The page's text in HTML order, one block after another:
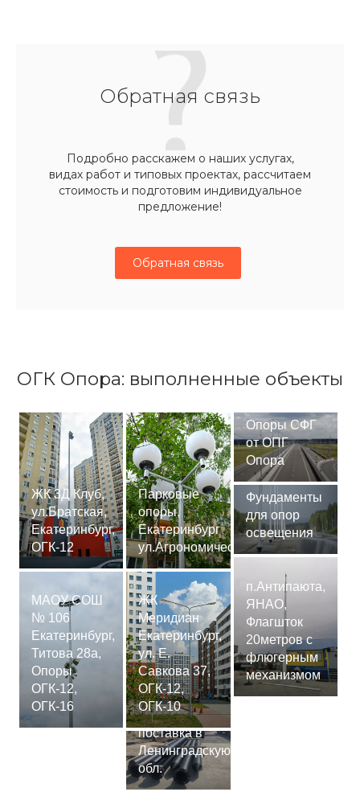
Обратная связь
Подробно расскажем о наших услугах,
видах работ и типовых проектах, рассчитаем
стоимость и подготовим индивидуальное
предложение!
Обратная связь
ОГК Опора: выполненные объекты
ЖК 3Д Клуб,
ул.Братская,
Екатеринбург,
ОГК-12
МАОУ СОШ
№ 106
Екатеринбург,
Титова 28а,
Опоры
ОГК-12,
ОГК-16
Парковые
опоры,
Екатеринбург
ул.Агрономическая
ЖК
Меридиан
Екатеринбург,
ул. Е.
Савкова 37,
ОГК-12,
ОГК-10
Сваи
СМ-7,75м,
поставка в
Ленинградскую
обл.
Опоры СФГ
от ОПГ
Опора
Фундаменты
для опор
освещения
п.Антипаюта,
ЯНАО,
Флагшток
20метров с
флюгерным
механизмом